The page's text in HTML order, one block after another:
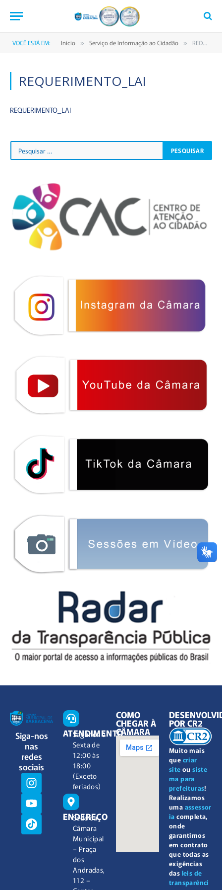
VOCÊ ESTÁ EM: Início » Serviço de Informação ao Cidadão » REQUERIMENTO_LAI
REQUERIMENTO_LAI
REQUERIMENTO_LAI
Siga-nos
nas
redes
sociais
ATENDIMENTO
Segunda à
Sexta de
12:00 às
18:00
(Exceto
feriados)
ENDEREÇO
Sede da
Câmara
Municipal
– Praça
dos
Andradas,
112 –
COMO
CHEGAR À
CÂMARA
Muito mais
que criar
site ousiste
ma para
prefeituras!
Realizamos
uma assessor
ia completa,
onde
garantimos
em contrato
que todas as
exigências
das leis de
transparênci
POR CR2